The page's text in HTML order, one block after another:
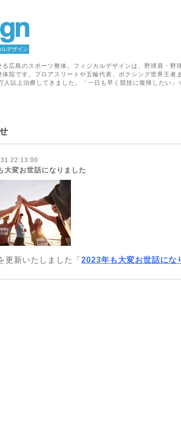
広島のスポーツ整体。フィジカルデザインは、野球肩・野
院です。プロアスリートや五輪代表、ボクシング世界王者
以上治療してきました。「一日も早く競技に復帰したい」
22:13:00
大変お世話になりました
更新いたしました「 2023年も大変お世話にな